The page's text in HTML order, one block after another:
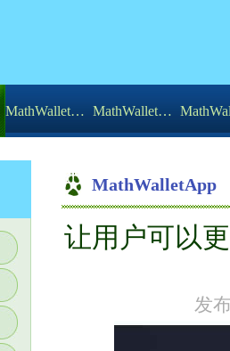
MathWallet注册 MathWallet安装
MathWalletApp
你的位置：
让用户可以
发